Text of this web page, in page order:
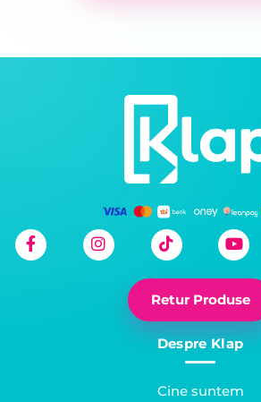
Retur Produse
Despre Klap
Cine suntem